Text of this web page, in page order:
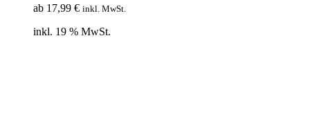
ab 17,99 € inkl. MwSt.
inkl. 19 % MwSt.